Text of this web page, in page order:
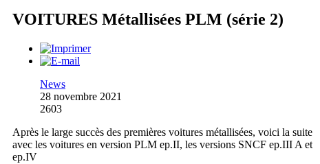
VOITURES Métallisées PLM (série 2)
News
28 novembre 2021
2603
Après le large succès des premières voitures métallisées, voici la suite
avec les voitures en version PLM ep.II, les versions SNCF ep.III A et
ep.IV